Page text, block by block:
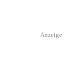
Anzeige